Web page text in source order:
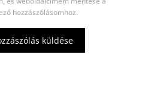
hozzászólásomhoz.